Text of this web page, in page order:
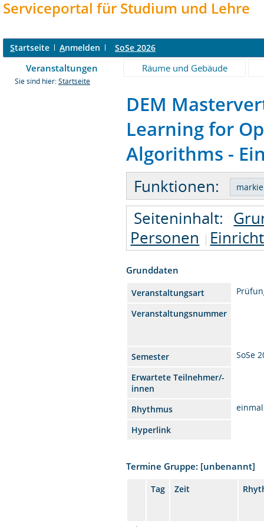
Serviceportal für Studium und Lehre
Startseite Anmelden SoSe 2026
Veranstaltungen Räume und Gebäude
Sie sind hier: Startseite
DEM
Learning for
Algorithms -
Funktionen:
Seiteninhalt:
Personen
Grunddaten
Veranstaltungsart
Veranstaltungsnummer
Semester
SoSe
Erwartete Teilnehmer/-
innen
Rhythmus
Hyperlink
Termine Gruppe: [unbenannt]
Tag Zeit